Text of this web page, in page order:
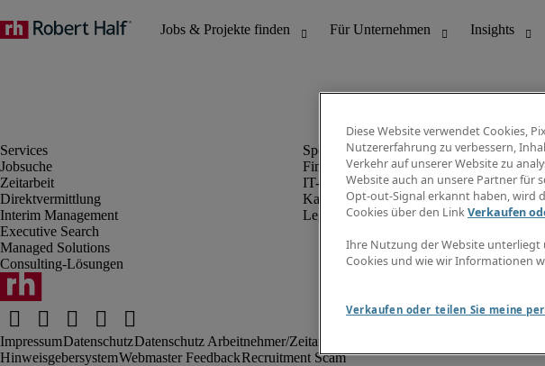
Jobsuche
Zeitarbeit
Direktvermittlung
Interim Management
Executive Search
Managed Solutions
Consulting-Lösungen
Finanz- & Rechnungswesen
IT-Bereich
Kaufmännischer Bereich
Legal
ImpressumDatenschutzDatenschutz Arbeitnehmer/Zeitarbeitskräfte
HinweisgebersystemWebmaster FeedbackRecruitment Scam
Diese Website verwendet Cookies,
Nutzererfahrung zu verbessern,
Verkehr auf unserer Website zu
Website auch an unsere Partner für
Opt-out-Signal erkannt haben, wird
Cookies über den LinkVerkaufen
Ihre Nutzung der Website unterliegt
Cookies und wie wir Informationen
Verkaufen oder teilen Sie meine